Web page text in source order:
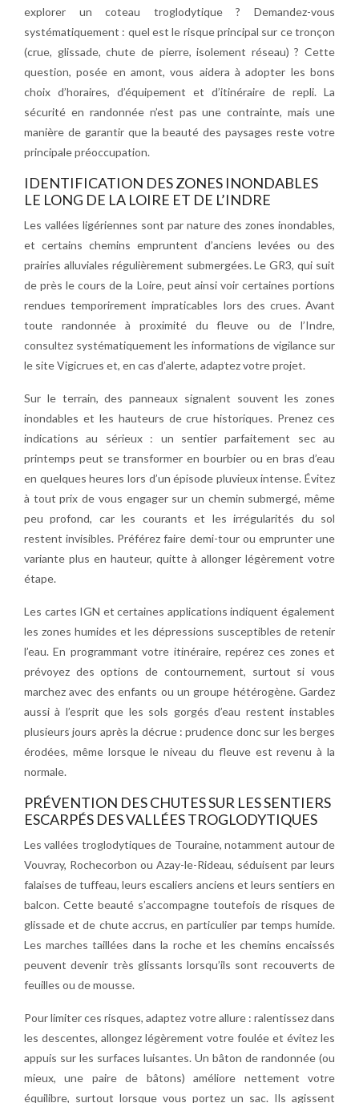
explorer un coteau troglodytique ? Demandez-vous
systématiquement : quel est le risque principal sur ce tronçon
(crue, glissade, chute de pierre, isolement réseau) ? Cette
question, posée en amont, vous aidera à adopter les bons
choix d’horaires, d’équipement et d’itinéraire de repli. La
sécurité en randonnée n’est pas une contrainte, mais une
manière de garantir que la beauté des paysages reste votre
principale préoccupation.
IDENTIFICATION DES ZONES INONDABLES
LE LONG DE LA LOIRE ET DE L’INDRE
Les vallées ligériennes sont par nature des zones inondables,
et certains chemins empruntent d’anciens levées ou des
prairies alluviales régulièrement submergées. Le GR3, qui suit
de près le cours de la Loire, peut ainsi voir certaines portions
rendues temporirement impraticables lors des crues. Avant
toute randonnée à proximité du fleuve ou de l’Indre,
consultez systématiquement les informations de vigilance sur
le site Vigicrues et, en cas d’alerte, adaptez votre projet.
Sur le terrain, des panneaux signalent souvent les zones
inondables et les hauteurs de crue historiques. Prenez ces
indications au sérieux : un sentier parfaitement sec au
printemps peut se transformer en bourbier ou en bras d’eau
en quelques heures lors d’un épisode pluvieux intense. Évitez
à tout prix de vous engager sur un chemin submergé, même
peu profond, car les courants et les irrégularités du sol
restent invisibles. Préférez faire demi-tour ou emprunter une
variante plus en hauteur, quitte à allonger légèrement votre
étape.
Les cartes IGN et certaines applications indiquent également
les zones humides et les dépressions susceptibles de retenir
l’eau. En programmant votre itinéraire, repérez ces zones et
prévoyez des options de contournement, surtout si vous
marchez avec des enfants ou un groupe hétérogène. Gardez
aussi à l’esprit que les sols gorgés d’eau restent instables
plusieurs jours après la décrue : prudence donc sur les berges
érodées, même lorsque le niveau du fleuve est revenu à la
normale.
PRÉVENTION DES CHUTES SUR LES SENTIERS
ESCARPÉS DES VALLÉES TROGLODYTIQUES
Les vallées troglodytiques de Touraine, notamment autour de
Vouvray, Rochecorbon ou Azay-le-Rideau, séduisent par leurs
falaises de tuffeau, leurs escaliers anciens et leurs sentiers en
balcon. Cette beauté s’accompagne toutefois de risques de
glissade et de chute accrus, en particulier par temps humide.
Les marches taillées dans la roche et les chemins encaissés
peuvent devenir très glissants lorsqu’ils sont recouverts de
feuilles ou de mousse.
Pour limiter ces risques, adaptez votre allure : ralentissez dans
les descentes, allongez légèrement votre foulée et évitez les
appuis sur les surfaces luisantes. Un bâton de randonnée (ou
mieux, une paire de bâtons) améliore nettement votre
équilibre, surtout lorsque vous portez un sac. Ils agissent